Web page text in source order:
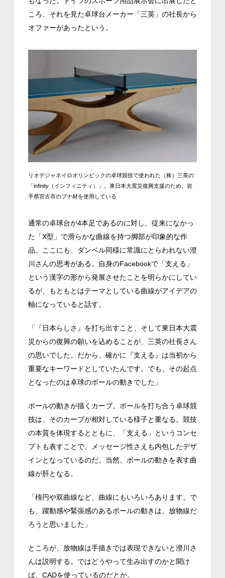
ころ、それを見た卓球台メーカー「三英」の社長から
オファーがあったという。
リオデジャネイロオリンピックの卓球競技で使われた（株）三英の
「infinity（インフィニティ）」。東日本大震災復興支援のため、岩
手県宮古市のブナ材を使用している
通常の卓球台が4本足であるのに対し、従来になかっ
た「X型」で滑らかな曲線を持つ脚部が印象的な作
品。ここにも、ダンベル同様に常識にとらわれない澄
川さんの思考がある。自身のFacebookで「支える」
という漢字の形から発展させたことを明らかにしてい
るが、もともとはテーマとしている曲線がアイデアの
軸になっていると話す。
「『日本らしさ』を打ち出すこと、そして東日本大震
災からの復興の願いを込めることが、三英の社長さん
の思いでした。だから、確かに『支える』は当初から
重要なキーワードとしていたんです。でも、その起点
となったのは卓球のボールの動きでした」
ボールの動きが描くカーブ。ボールを打ち合う卓球競
技は、そのカーブが相対している様子と重なる。競技
の本質を体現するとともに、「支える」というコンセ
プトも表すことで、メッセージ性さえも内包したデザ
インとなっているのだ。当然、ボールの動きを表す曲
線が肝となる。
「楕円や双曲線など、曲線にもいろいろあります。で
も、躍動感や緊張感のあるボールの動きは、放物線だ
ろうと思いました」
ところが、放物線は手描きでは表現できないと澄川さ
んは説明する。ではどうやって生み出すのかと聞け
ば、CADを使っているのだとか。